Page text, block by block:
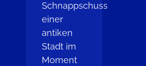
Schnappschuss
einer
antiken
Stadt im
Moment